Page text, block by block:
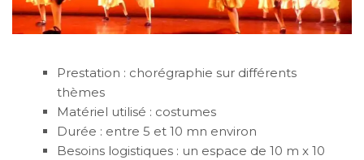
Prestation : chorégraphie sur différents
thèmes
Matériel utilisé : costumes
Durée : entre 5 et 10 mn environ
Besoins logistiques : un espace de 10 m x 10